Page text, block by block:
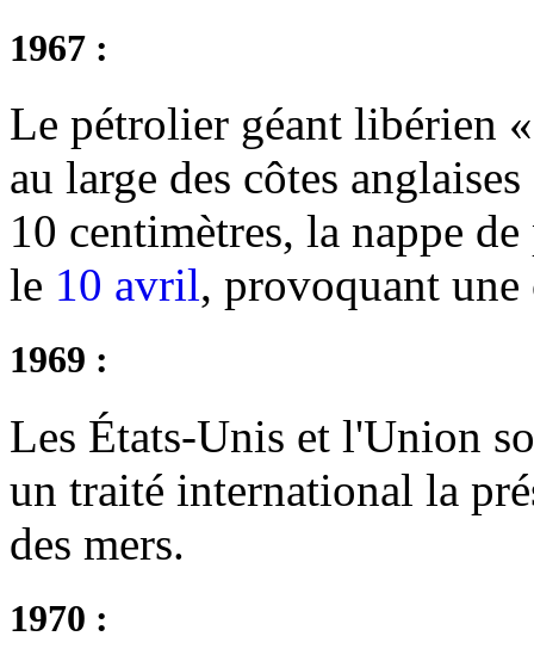
1967 :
Le pétrolier géant libérien
au large des côtes
10 centimètres, la nappe
le 10 avril, provoquant
1969 :
Les États-Unis et l'Union
un traité international la
des mers.
1970 :